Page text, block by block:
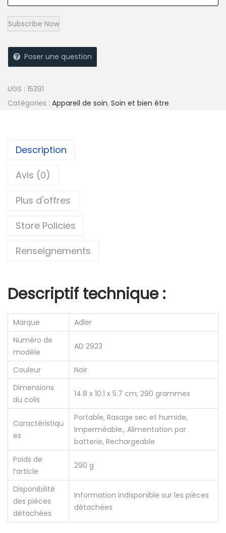
Poser une question
UGS : 15391
Catégories : Appareil de soin, Soin et bien être
Description
Avis (0)
Plus d'offres
Store Policies
Renseignements
Descriptif technique :
Marque
‎Adler
Numéro de
modèle
‎AD 2923
Couleur
‎Noir
Dimensions
du colis
‎14.8 x 10.1 x 5.7 cm; 290 grammes
Caractéristiqu
es
‎Portable, Rasage sec et humide,
Imperméable., Alimentation par
batterie, Rechargeable
Poids de
l’article
‎290 g
Disponibilité
des pièces
détachées
‎Information indisponible sur les pièces
détachées